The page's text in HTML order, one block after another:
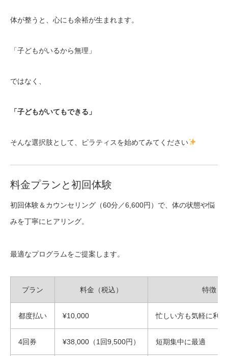
体が整うと、心にも余裕が生まれます。
「子どもがいるから無理」
ではなく、
「子どもがいてもできる」
そんな選択肢として、ピラティスを始めてみてください
料金プランと初回体験
初回体験＆カウンセリング（60分／6,600円）で、体の状態や悩
みを丁寧にヒアリング。
最適なプログラムをご提案します。
プラン 料金（税込） 特徴
都度払い ¥10,000 忙しい方も気軽に利
4回券 ¥38,000（1回9,500円） 短期集中に最適